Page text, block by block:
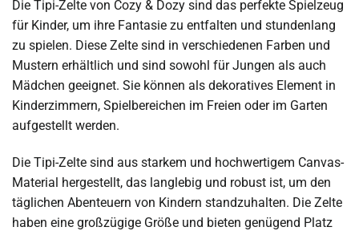
Die Tipi-Zelte von Cozy & Dozy sind das perfekte Spielzeug
für Kinder, um ihre Fantasie zu entfalten und stundenlang
zu spielen. Diese Zelte sind in verschiedenen Farben und
Mustern erhältlich und sind sowohl für Jungen als auch
Mädchen geeignet. Sie können als dekoratives Element in
Kinderzimmern, Spielbereichen im Freien oder im Garten
aufgestellt werden.
Die Tipi-Zelte sind aus starkem und hochwertigem Canvas-
Material hergestellt, das langlebig und robust ist, um den
täglichen Abenteuern von Kindern standzuhalten. Die Zelte
haben eine großzügige Größe und bieten genügend Platz